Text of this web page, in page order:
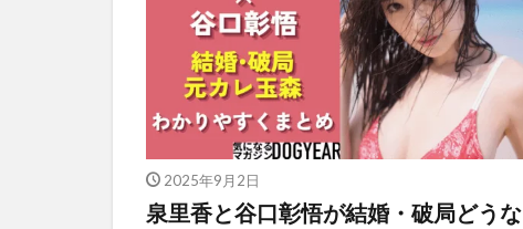
2025年9月2日
泉里香と谷口彰悟が結婚・破局どうな